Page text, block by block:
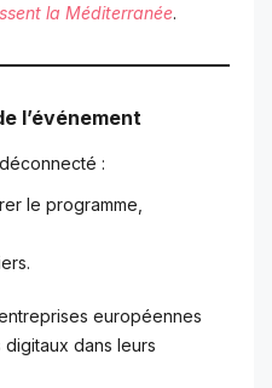
la Méditerranée.
l’événement
:
le programme,
européennes
digitaux dans leurs